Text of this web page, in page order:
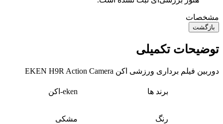
مشخصات
بازگشت
توضیحات تکمیلی
دوربین فیلم برداری ورزشی اکن EKEN H9R Action Camera
برند ها eken-اکن
رنگ مشکی